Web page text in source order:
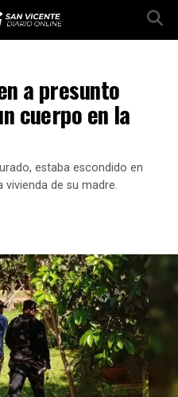
a presunto
cuerpo en la
estaba escondido en
de su madre.